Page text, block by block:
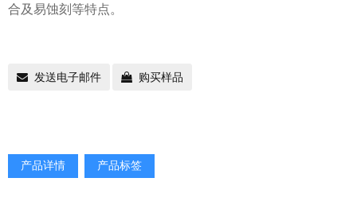
合及易蚀刻等特点。
发送电子邮件 购买样品
产品详情 产品标签